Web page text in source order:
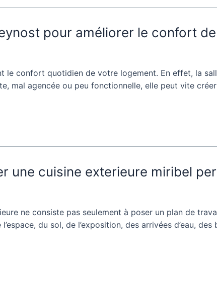
pour améliorer le confort
le confort quotidien de votre logement. En effet, la
mal agencée ou peu fonctionnelle, elle peut vite
une cuisine exterieure miribel
ne consiste pas seulement à poser un plan de
du sol, de l’exposition, des arrivées d’eau,